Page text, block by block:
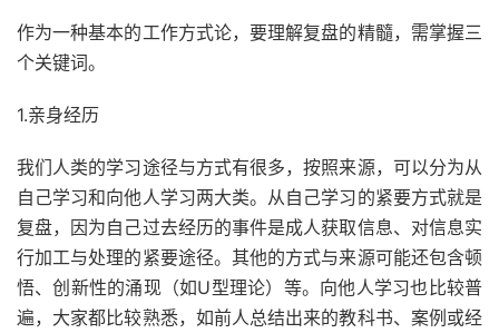
作为一种基本的工作方式论，要理解复盘的精髓，需掌握三
个关键词。
1.亲身经历
我们人类的学习途径与方式有很多，按照来源，可以分为从
自己学习和向他人学习两大类。从自己学习的紧要方式就是
复盘，因为自己过去经历的事件是成人获取信息、对信息实
行加工与处理的紧要途径。其他的方式与来源可能还包含顿
悟、创新性的涌现（如U型理论）等。向他人学习也比较普
遍，大家都比较熟悉，如前人总结出来的教科书、案例或经